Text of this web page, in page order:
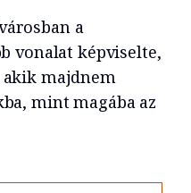
a
vonalat képviselte,
majdnem
mint magába az